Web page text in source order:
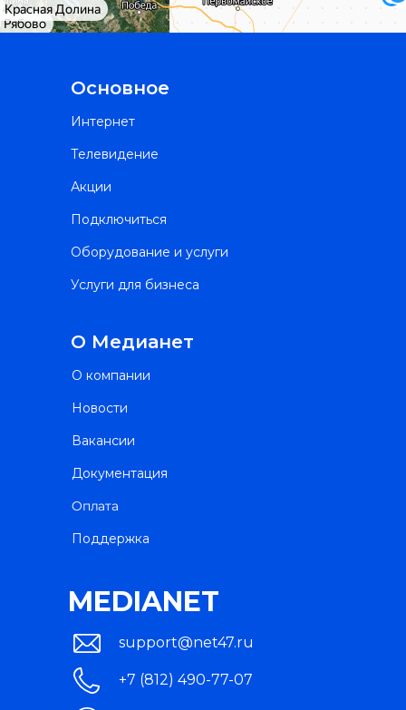
support@net47.ru
+7 (812) 490-77-07
MEDIANET
Поддержка
Оплата
Документация
Вакансии
Новости
О компании
О Медианет
Услуги для бизнеса
Оборудование и услуги
Подключиться
Акции
Телевидение
Интернет
Основное